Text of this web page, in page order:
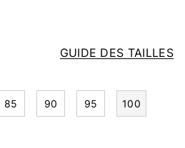
GUIDE DES TAILLES
85 90 95 100